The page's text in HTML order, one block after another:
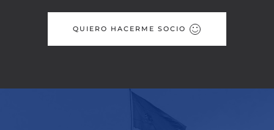
QUIERO HACERME SOCIO